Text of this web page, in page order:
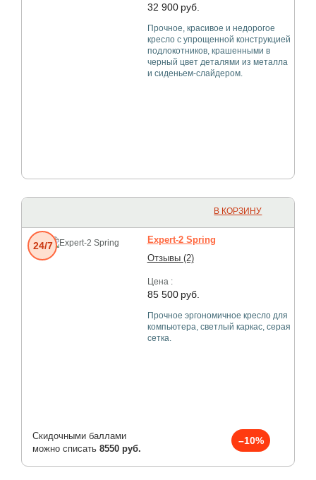
32 900 руб.
Прочное, красивое и недорогое
кресло с упрощенной конструкцией
подлокотников, крашенными в
черный цвет деталями из металла
и сиденьем-слайдером.
В КОРЗИНУ
Expert-2 Spring
Отзывы (2)
Цена :
85 500 руб.
Прочное эргономичное кресло для
компьютера, светлый каркас, серая
сетка.
Скидочными баллами
можно списать 8550 руб.
–10%
24/7